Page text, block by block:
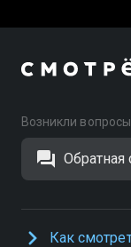
Возникли
Обратная
Как